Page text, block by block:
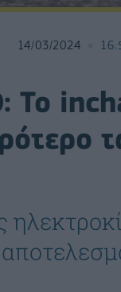
14/03/2024
Το